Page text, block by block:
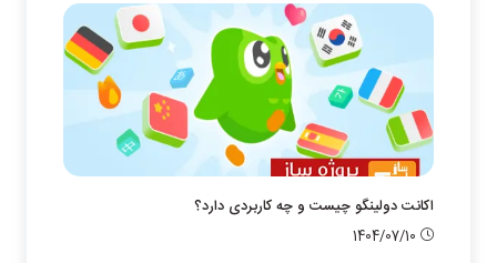
اکانت دولینگو چیست و چه کاربردی دارد؟
1404/07/10